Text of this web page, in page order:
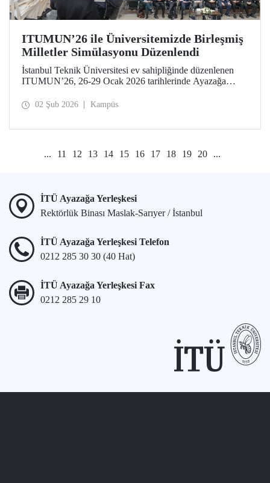
ITUMUN’26 ile Üniversitemizde Birleşmiş
Milletler Simülasyonu Düzenlendi
İstanbul Teknik Üniversitesi ev sahipliğinde düzenlenen
ITUMUN’26, 26-29 Ocak 2026 tarihlerinde Ayazağa
hakları ve ekonomi gibi farklı temalara odaklanan 14
02 Şub 2026 Kampüs
... 11 12 13 14 15 16 17 18 19 20 ...
İTÜ Ayazağa Yerleşkesi
Rektörlük Binası Maslak-Sarıyer / İstanbul
İTÜ Ayazağa Yerleşkesi Telefon
0212 285 30 30 (40 Hat)
İTÜ Ayazağa Yerleşkesi Fax
0212 285 29 10